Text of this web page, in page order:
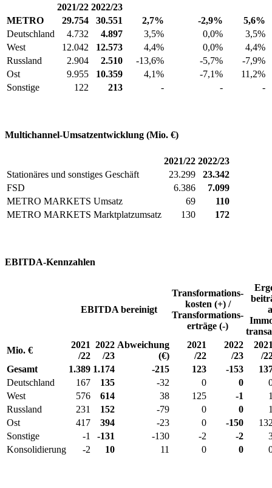
2021/22 2022/23
METRO
29.754 30.551 2,7% -2,9%
5,6%
Deutschland
4.732 4.897 3,5% 0,0%
3,5%
West
12.042 12.573 4,4% 0,0%
4,4%
Russland
2.904 2.510 -13,6% -5,7%
-7,9%
Ost
9.955 10.359 4,1% -7,1%
11,2%
Sonstige
122 213 - - -
Multichannel-Umsatz­entwicklung (Mio. €)
2021/22 2022/23
Stationäres und sonstiges Geschäft
23.299
23.342
FSD
6.386
7.099
METRO MARKETS Umsatz
69
110
METRO MARKETS Marktplatz­umsatz
130 172
EBITDA-Kennzahlen
EBITDA bereinigt
Transformations­
kosten (+) /
Transformations­
erträge (-)
Mio. €
2021
/22
2022
/23
Abweichung
(€)
2021
/22
2022
/23
/
Gesamt
1.389 1.174 -215 123 -153
Deutschland
167 135 -32 0 0
West
576 614 38 125 -1
Russland
231 152 -79 0 0
Ost
417 394 -23 0 -150
Sonstige
-1 -131 -130 -2 -2
Konsolidierung
-2 10 11 0 0